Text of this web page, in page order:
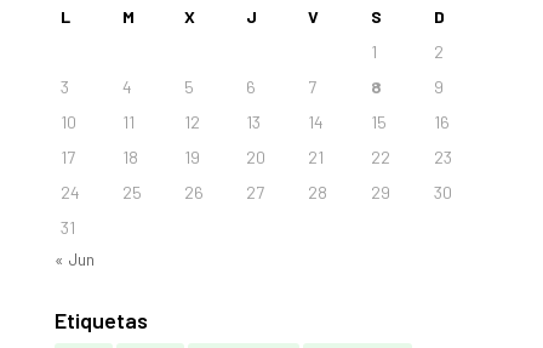
L M X J V S
D
1
2
3
4 5 6 7 8
9
10
11 12 13 14 15
16
17
18 19 20 21 22
23
24
25 26 27 28 29
30
31
« Jun
Etiquetas